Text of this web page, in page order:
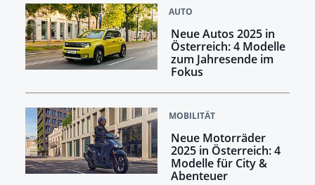
AUTO
Neue Autos 2025 in
Österreich: 4 Modelle
zum Jahresende im
Fokus
MOBILITÄT
Neue Motorräder
2025 in Österreich: 4
Modelle für City &
Abenteuer